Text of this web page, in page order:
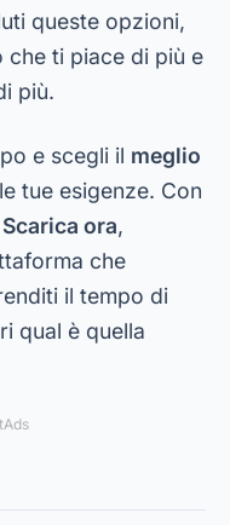
queste opzioni,
ti piace di più e
più.
e scegli il meglio
tue esigenze. Con
Scarica ora,
che
il tempo di
qual è quella